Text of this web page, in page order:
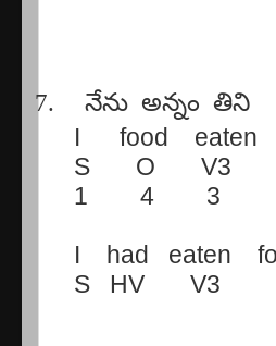
7. నేను అన్నం తిని
I
food eaten
S
O V3
1
4 3
I had eaten
S
HV V3